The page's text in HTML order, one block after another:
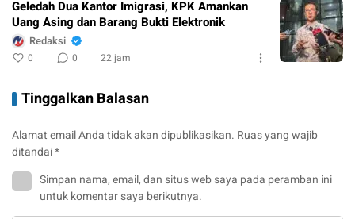
Geledah Dua Kantor Imigrasi, KPK Amankan
Uang Asing dan Barang Bukti Elektronik
Redaksi
0 0 22 jam
Tinggalkan Balasan
Alamat email Anda tidak akan dipublikasikan. Ruas yang wajib
ditandai*
Simpan nama, email, dan situs web saya pada peramban ini
untuk komentar saya berikutnya.